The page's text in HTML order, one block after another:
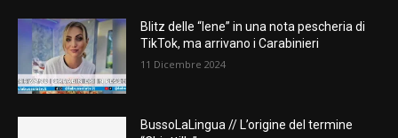
Blitz delle “Iene” in una nota pescheria di
TikTok, ma arrivano i Carabinieri
11 Dicembre 2024
BussoLaLingua // L’origine del termine